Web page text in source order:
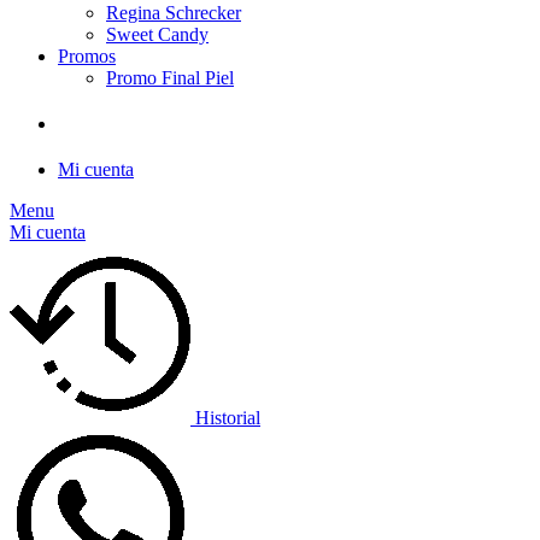
Regina Schrecker
Sweet Candy
Promos
Promo Final Piel
Mi cuenta
Menu
Mi cuenta
Historial